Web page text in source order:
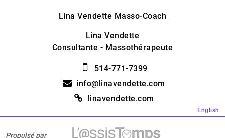
Lina Vendette Masso-Coach
Lina Vendette
Consultante - Massothérapeute
514-771-7399
info@linavendette.com
linavendette.com
English
Propulsé par